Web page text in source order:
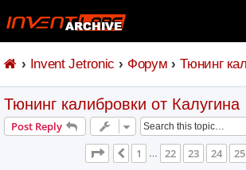
Invent Jetronic Форум
Тюнинг калибровки от Калугина
Post Reply
Page
26 of 26
Previous
1 22 23 24 25